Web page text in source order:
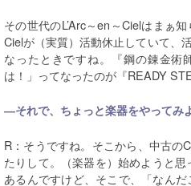
その世代のL’Arc～en～Cielはまぁ
Cielが（実質）活動休止していて、
なったときですね。『鋼の錬金術
は！」ってなったのが『READY
―それで、ちょっと楽器をやってみ
R：そうですね。そこから、中古の
たりして。（楽器を）始めようと
あるんですけど、そこで、「なん